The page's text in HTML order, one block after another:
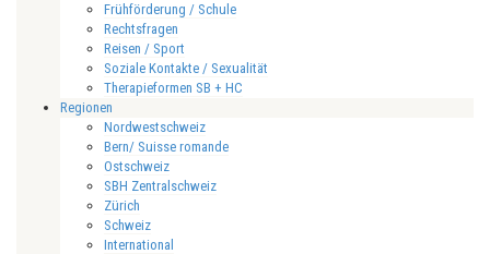
Frühförderung / Schule
Rechtsfragen
Reisen / Sport
Soziale Kontakte / Sexualität
Therapieformen SB + HC
Regionen
Nordwestschweiz
Bern/ Suisse romande
Ostschweiz
SBH Zentralschweiz
Zürich
Schweiz
International